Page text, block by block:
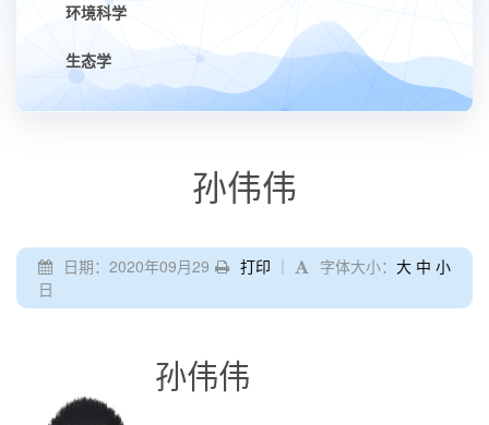
环境科学
生态学
孙伟伟
打印 ｜ 字体大小： 大 中 小
日期：2020年09月29
日
孙伟伟